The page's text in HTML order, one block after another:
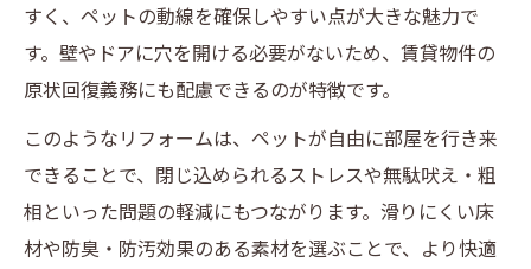
すく、ペットの動線を確保しやすい点が大きな魅力で
す。壁やドアに穴を開ける必要がないため、賃貸物件の
原状回復義務にも配慮できるのが特徴です。
このようなリフォームは、ペットが自由に部屋を行き来
できることで、閉じ込められるストレスや無駄吠え・粗
相といった問題の軽減にもつながります。滑りにくい床
材や防臭・防汚効果のある素材を選ぶことで、より快適